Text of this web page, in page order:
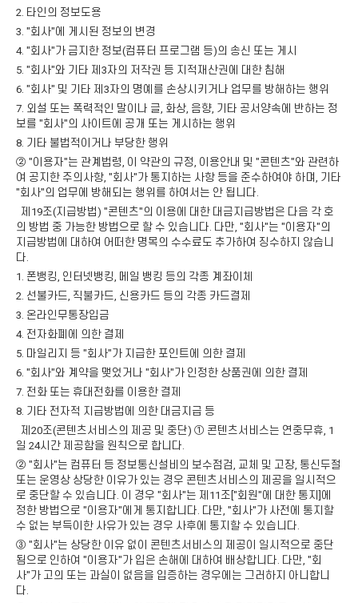
2. 타인의 정보도용
3. "회사"에 게시된 정보의 변경
4. "회사"가 금지한 정보(컴퓨터 프로그램 등)의 송신 또는 게시
5. "회사"와 기타 제3자의 저작권 등 지적재산권에 대한 침해
6. "회사" 및 기타 제3자의 명예를 손상시키거나 업무를 방해하는 행위
7. 외설 또는 폭력적인 말이나 글, 화상, 음향, 기타 공서양속에 반하는 정
보를 "회사"의 사이트에 공개 또는 게시하는 행위
8. 기타 불법적이거나 부당한 행위
② "이용자"는 관계법령, 이 약관의 규정, 이용안내 및 "콘텐츠"와 관련하
여 공지한 주의사항, "회사"가 통지하는 사항 등을 준수하여야 하며, 기타
"회사"의 업무에 방해되는 행위를 하여서는 안 됩니다.
제19조(지급방법) "콘텐츠"의 이용에 대한 대금지급방법은 다음 각 호
의 방법 중 가능한 방법으로 할 수 있습니다. 다만, "회사"는 "이용자"의
지급방법에 대하여 어떠한 명목의 수수료도 추가하여 징수하지 않습니
다.
1. 폰뱅킹, 인터넷뱅킹, 메일 뱅킹 등의 각종 계좌이체
2. 선불카드, 직불카드, 신용카드 등의 각종 카드결제
3. 온라인무통장입금
4. 전자화폐에 의한 결제
5. 마일리지 등 "회사"가 지급한 포인트에 의한 결제
6. "회사"와 계약을 맺었거나 "회사"가 인정한 상품권에 의한 결제
7. 전화 또는 휴대전화를 이용한 결제
8. 기타 전자적 지급방법에 의한 대금지급 등
제20조(콘텐츠서비스의 제공 및 중단) ① 콘텐츠서비스는 연중무휴, 1
일 24시간 제공함을 원칙으로 합니다.
② "회사"는 컴퓨터 등 정보통신설비의 보수점검, 교체 및 고장, 통신두절
또는 운영상 상당한 이유가 있는 경우 콘텐츠서비스의 제공을 일시적으
로 중단할 수 있습니다. 이 경우 "회사"는 제11조["회원"에 대한 통지]에
정한 방법으로 "이용자"에게 통지합니다. 다만, "회사"가 사전에 통지할
수 없는 부득이한 사유가 있는 경우 사후에 통지할 수 있습니다.
③ "회사"는 상당한 이유 없이 콘텐츠서비스의 제공이 일시적으로 중단
됨으로 인하여 "이용자"가 입은 손해에 대하여 배상합니다. 다만, "회
사"가 고의 또는 과실이 없음을 입증하는 경우에는 그러하지 아니합니
다.